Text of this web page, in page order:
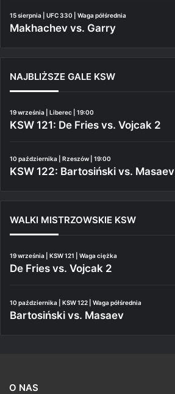
15 sierpnia | UFC 330 | Waga półśrednia
Makhachev vs. Garry
NAJBLIŻSZE GALE KSW
19 września | Liberec | 19:00
KSW 121: De Fries vs. Vojcak 2
10 października | Rzeszów | 19:00
KSW 122: Bartosiński vs. Masaev
WALKI MISTRZOWSKIE KSW
19 września | KSW 121 | Waga ciężka
De Fries vs. Vojcak 2
10 października | KSW 122 | Waga półśrednia
Bartosiński vs. Masaev
O NAS